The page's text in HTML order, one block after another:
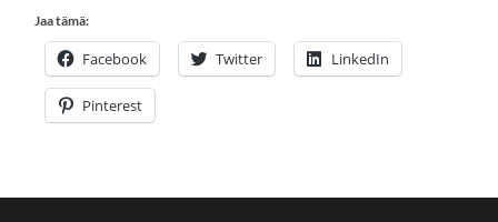
Jaa tämä:
Facebook Twitter LinkedIn
Pinterest